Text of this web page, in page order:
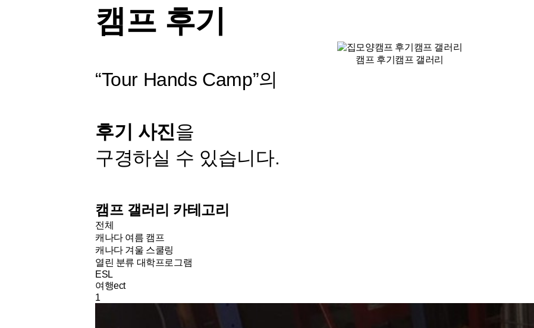
캠프 후기
캠프 후기 캠프 갤러리
캠프 후기 캠프 갤러리
“Tour Hands Camp”의
후기 사진을
구경하실 수 있습니다.
캠프 갤러리 카테고리
전체
캐나다 여름 캠프
캐나다 겨울 스쿨링
열린 분류 대학프로그램
ESL
여행ect
1